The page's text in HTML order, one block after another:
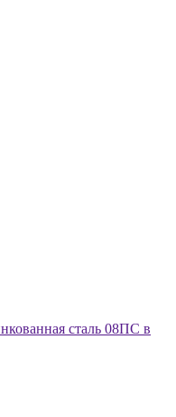
сталь 08ПС в